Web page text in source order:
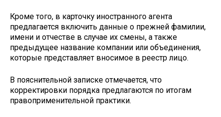
Кроме того, в карточку иностранного агента
предлагается включить данные о прежней фамилии,
имени и отчестве в случае их смены, а также
предыдущее название компании или объединения,
которые представляет вносимое в реестр лицо.
В пояснительной записке отмечается, что
корректировки порядка предлагаются по итогам
правоприменительной практики.